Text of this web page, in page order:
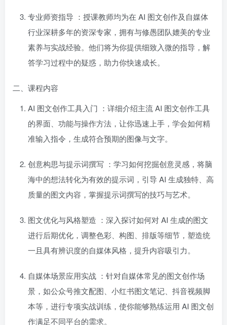
专业师资指导 ：授课教师均为在 AI 图文创作及自媒体
行业深耕多年的资深专家，拥有与修愚团队媲美的专业
素养与实战经验。他们将为你提供细致入微的指导，解
答学习过程中的疑惑，助力你快速成长。
二、课程内容
AI 图文创作工具入门 ：详细介绍主流 AI 图文创作工具
的界面、功能与操作方法，让你迅速上手，学会如何精
准输入指令，生成符合预期的图像与文字。
创意构思与提示词撰写 ：学习如何挖掘创意灵感，将脑
海中的想法转化为有效的提示词，引导 AI 生成独特、高
质量的图文内容，掌握提示词撰写的技巧与艺术。
图文优化与风格塑造 ：深入探讨如何对 AI 生成的图文
进行后期优化，调整色彩、构图、排版等细节，塑造统
一且具有辨识度的自媒体风格，提升内容吸引力。
自媒体场景应用实战 ：针对自媒体常见的图文创作场
景，如公众号推文配图、小红书图文笔记、抖音视频脚
本等，进行专项实战训练，使你能够熟练运用 AI 图文创
作满足不同平台的需求。